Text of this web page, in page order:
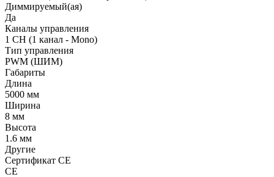
Диммируемый(ая)
Да
Каналы управления
1 CH (1 канал - Mono)
Тип управления
PWM (ШИМ)
Габариты
Длина
5000 мм
Ширина
8 мм
Высота
1.6 мм
Другие
Сертификат CE
CE